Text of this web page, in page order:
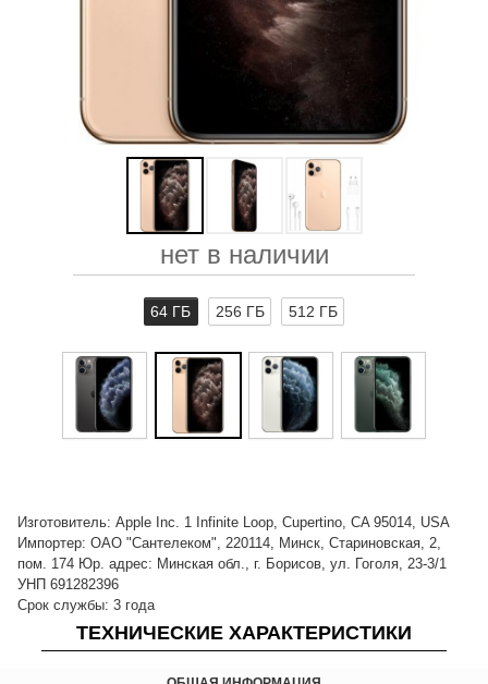
нет в наличии
64 ГБ 256 ГБ 512 ГБ
Изготовитель: Apple Inc. 1 Infinite Loop, Cupertino, CA 95014, USA
Импортер: ОАО "Сантелеком", 220114, Минск, Стариновская, 2,
пом. 174 Юр. адрес: Минская обл., г. Борисов, ул. Гоголя, 23-3/1
УНП 691282396
Срок службы: 3 года
ТЕХНИЧЕСКИЕ ХАРАКТЕРИСТИКИ